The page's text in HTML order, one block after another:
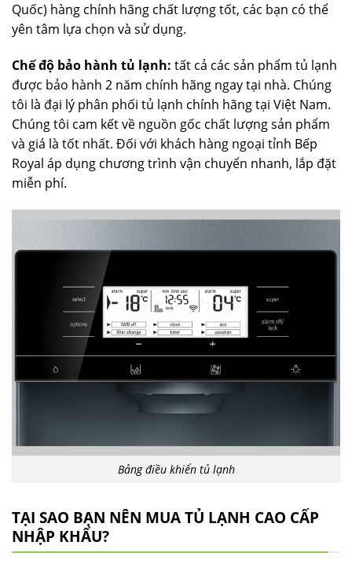
Quốc) hàng chính hãng chất lượng tốt, các bạn có thể
yên tâm lựa chọn và sử dụng.
Chế độ bảo hành tủ lạnh: tất cả các sản phẩm tủ lạnh
được bảo hành 2 năm chính hãng ngay tại nhà. Chúng
tôi là đại lý phân phối tủ lạnh chính hãng tại Việt Nam.
Chúng tôi cam kết về nguồn gốc chất lượng sản phẩm
và giá là tốt nhất. Đối với khách hàng ngoại tỉnh Bếp
Royal áp dụng chương trình vận chuyển nhanh, lắp đặt
miễn phí.
Bảng điều khiển tủ lạnh
TẠI SAO BẠN NÊN MUA TỦ LẠNH CAO CẤP
NHẬP KHẨU?